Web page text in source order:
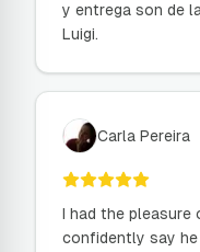
y entrega son de
Luigi.
Carla Pereira
I had the pleasure
confidently say